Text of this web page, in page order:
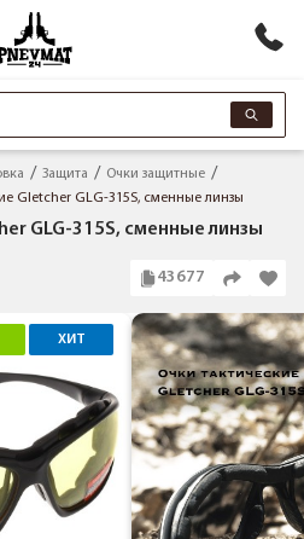
Защита
Очки защитные
Gletcher GLG-315S, сменные линзы
GLG-315S, сменные линзы
43677
ХИТ